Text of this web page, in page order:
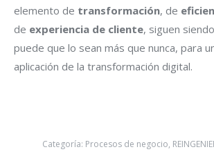
elemento de transformación, de
de experiencia de cliente, siguen
puede que lo sean más que nunca, para
aplicación de la transformación digital.
Categoría: Procesos de negocio,